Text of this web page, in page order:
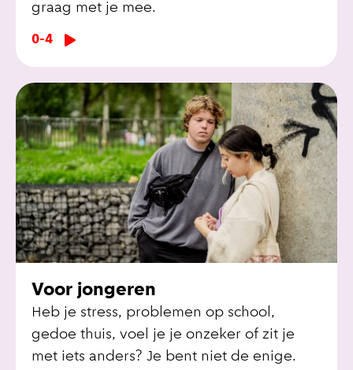
graag met je mee.
0-4
Voor jongeren
Heb je stress, problemen op school,
gedoe thuis, voel je je onzeker of zit je
met iets anders? Je bent niet de enige.